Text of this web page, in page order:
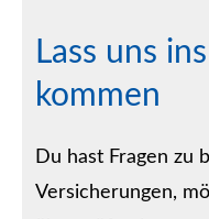
Lass uns
kommen
Du hast Fragen zu
Versicherungen,